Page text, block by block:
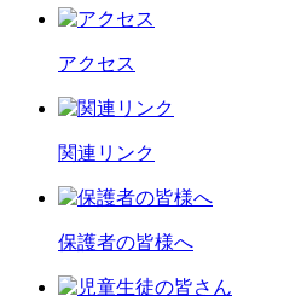
アクセス
関連リンク
保護者の皆様へ